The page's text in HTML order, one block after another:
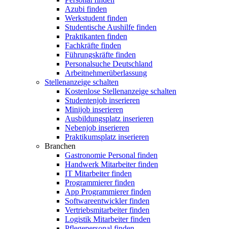
Azubi finden
Werkstudent finden
Studentische Aushilfe finden
Praktikanten finden
Fachkräfte finden
Führungskräfte finden
Personalsuche Deutschland
Arbeitnehmerüberlassung
Stellenanzeige schalten
Kostenlose Stellenanzeige schalten
Studentenjob inserieren
Minijob inserieren
Ausbildungsplatz inserieren
Nebenjob inserieren
Praktikumsplatz inserieren
Branchen
Gastronomie Personal finden
Handwerk Mitarbeiter finden
IT Mitarbeiter finden
Programmierer finden
App Programmierer finden
Softwareentwickler finden
Vertriebsmitarbeiter finden
Logistik Mitarbeiter finden